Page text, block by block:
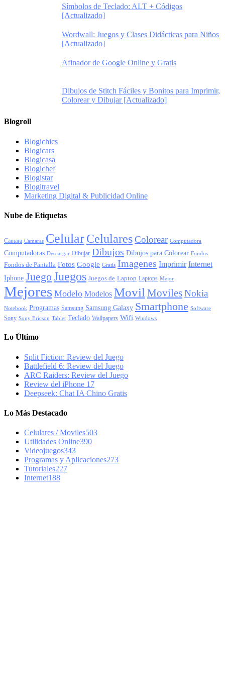
Símbolos de Teclado: ALT + Códigos
[Actualizado]
Wordwall: Juegos y Clases Didácticas para Niños
[Actualizado]
Afinador de Google Online y Gratis
Dibujos de Stitch Fáciles y Bonitos para Imprimir,
Colorear y Dibujar [Actualizado]
Blogroll
Blogichics
Blogicars
Blogicasa
Blogichef
Blogistar
Blogitravel
Marketing Digital & Publicidad Online
Nube de Etiquetas
Camara Camaras CelularCelularesColorear Computadora
Computadoras Descargar Dibujar Dibujos Dibujos para Colorear Fondos
Fondos de Pantalla Fotos Google Gratis Imagenes Imprimir Internet
Iphone Juego Juegos Juegos de Laptop Laptops Mejor
Mejores Modelo Modelos Movil MovilesNokia
Notebook Programas Samsung Samsung Galaxy Smartphone Software
Sony Sony Ericson Tablet Teclado Wallpapers Wifi Windows
Lo Último
Split Fiction: Review del Juego
Battlefield 6: Review del Juego
ARC Raiders: Review del Juego
Review del iPhone 17
Deepseek: Chat IA Chino Gratis
Lo Más Destacado
Celulares / Moviles503
Utilidades Online390
Videojuegos343
Programas y Aplicaciones273
Tutoriales227
Internet188